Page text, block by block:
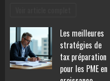
Les meilleures
stratégies de
tax préparation
pour les PME en